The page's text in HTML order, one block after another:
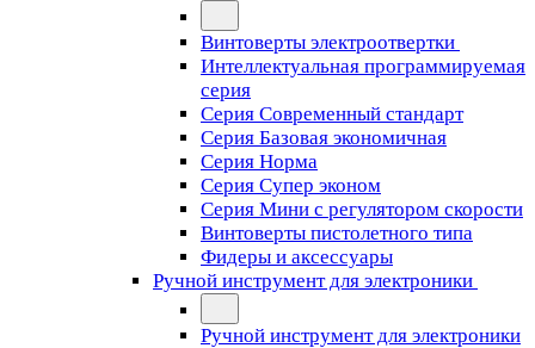
Винтоверты электроотвертки
Интеллектуальная программируемая
серия
Серия Современный стандарт
Серия Базовая экономичная
Серия Норма
Серия Cупер эконом
Серия Мини с регулятором скорости
Винтоверты пистолетного типа
Фидеры и аксессуары
Ручной инструмент для электроники
Ручной инструмент для электроники